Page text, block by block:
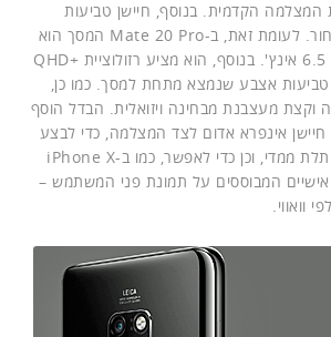
הקדמית. בנוסף, חיישן טביעות
האצבע שלו נמצא מאחור. לעומת זאת, ב-Mate 20 Pro המסך הוא
מסוג AMOLED וגודלו 6.5 אינץ'. בנוסף, הוא מציע רזולוציית +QHD
טביעות אצבע שנמצא מתחת למסך. כמו כן,
מעצבנת מבחינה ויזואלית. הבדל הוסף
חיישן אינפרא אדום לצד המצלמה, כדי לבצע
פעולות של זיהוי פנים תלת ממדי, וכן כדי לאפשר, כמו ב-iPhone X
אישיים המבוססים על תמונת פני המשתמש –